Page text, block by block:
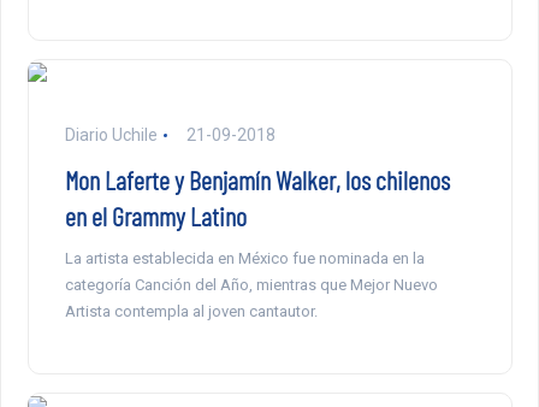
Diario Uchile 21-09-2018
Mon Laferte y Benjamín Walker, los chilenos
en el Grammy Latino
La artista establecida en México fue nominada en la
categoría Canción del Año, mientras que Mejor Nuevo
Artista contempla al joven cantautor.